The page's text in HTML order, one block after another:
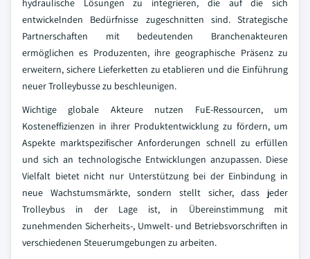
hydraulische Lösungen zu integrieren, die auf die sich
entwickelnden Bedürfnisse zugeschnitten sind. Strategische
Partnerschaften mit bedeutenden Branchenakteuren
ermöglichen es Produzenten, ihre geographische Präsenz zu
erweitern, sichere Lieferketten zu etablieren und die Einführung
neuer Trolleybusse zu beschleunigen.
Wichtige globale Akteure nutzen FuE-Ressourcen, um
Kosteneffizienzen in ihrer Produktentwicklung zu fördern, um
Aspekte marktspezifischer Anforderungen schnell zu erfüllen
und sich an technologische Entwicklungen anzupassen. Diese
Vielfalt bietet nicht nur Unterstützung bei der Einbindung in
neue Wachstumsmärkte, sondern stellt sicher, dass jeder
Trolleybus in der Lage ist, in Übereinstimmung mit
zunehmenden Sicherheits-, Umwelt- und Betriebsvorschriften in
verschiedenen Steuerumgebungen zu arbeiten.